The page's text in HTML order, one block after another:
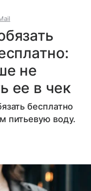
не
ее в чек
бесплатно
питьевую воду.